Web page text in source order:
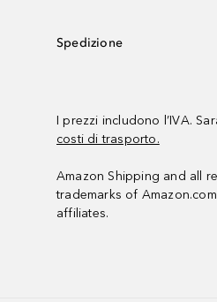
Spedizione
I prezzi includono l’IVA.
costi di trasporto.
Amazon Shipping and all
trademarks of
affiliates.